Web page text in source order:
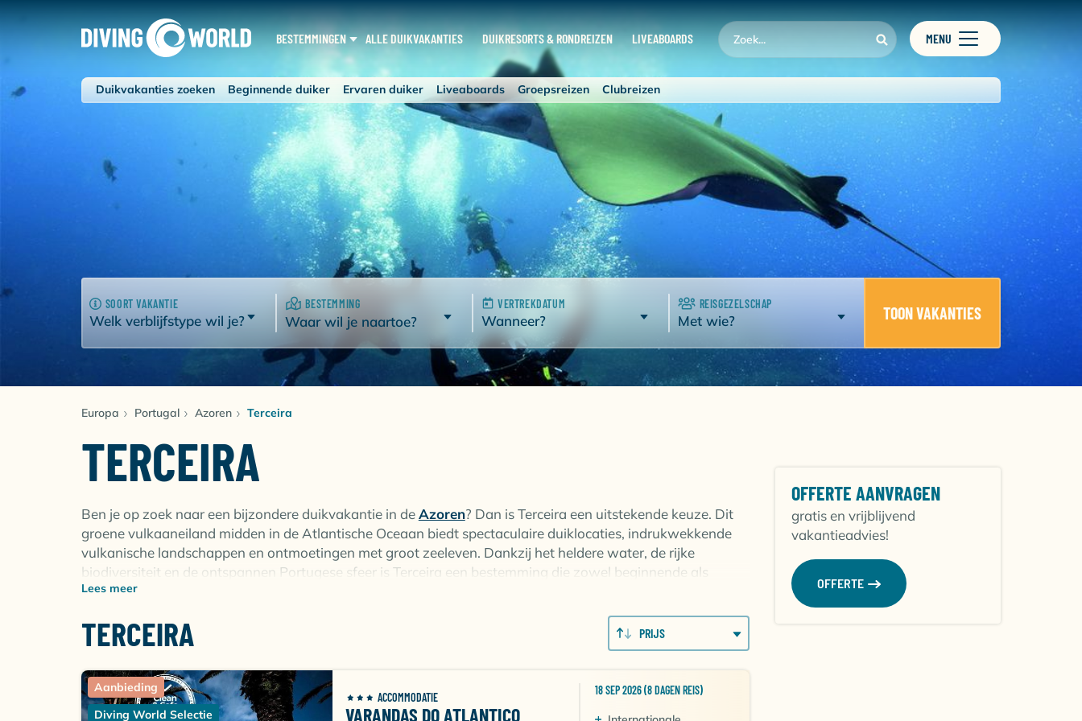
BESTEMMINGEN ALLE DUIKVAKANTIES DUIKRESORTS & RONDREIZEN LIVEABOARDS MENU
Duikvakanties zoeken Beginnende duiker Ervaren duiker Liveaboards Groepsreizen Clubreizen
SOORT VAKANTIE
Welk verblijfstype wil je?
BESTEMMING
Waar wil je naartoe?
VERTREKDATUM
Wanneer?
REISGEZELSCHAP
Met wie? TOON VAKANTIES
Europa Portugal Azoren Terceira
TERCEIRA
Ben je op zoek naar een bijzondere duikvakantie in deAzoren? Dan is Terceira een uitstekende keuze. Dit
groene vulkaaneiland midden in de Atlantische Oceaan biedt spectaculaire duiklocaties, indrukwekkende
vulkanische landschappen en ontmoetingen met groot zeeleven. Dankzij het heldere water, de rijke
biodiversiteit en de ontspannen Portugese sfeer is Terceira een bestemming die zowel beginnende als
ervaren duikers weet te verrassen.
DUIKEN OP TERCEIRA: VULKANISCHE LANDSCHAPPEN EN
RIJK ZEELEVEN
De onderwaterwereld rondom Terceira wordt gekenmerkt door spectaculaire vulkanische structuren.
Lees meer
TERCEIRA PRIJS
Aanbieding
Diving World Selectie
ACCOMMODATIE
VARANDAS DO ATLANTICO
18 SEP 2026 (8 DAGEN REIS)
OFFERTE AANVRAGEN
gratis en vrijblijvend
vakantieadvies!
OFFERTE